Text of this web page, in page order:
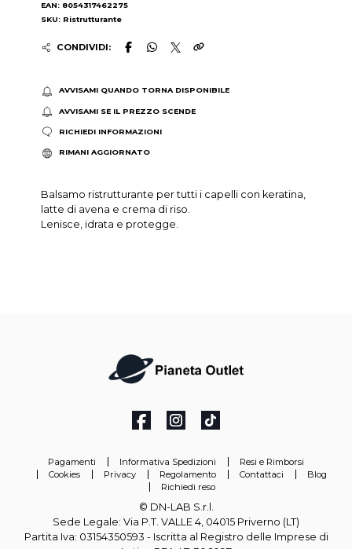
EAN: 8054317462275
SKU: Ristrutturante
CONDIVIDI:
AVVISAMI QUANDO TORNA DISPONIBILE
AVVISAMI SE IL PREZZO SCENDE
RICHIEDI INFORMAZIONI
RIMANI AGGIORNATO
Balsamo ristrutturante per tutti i capelli con keratina,
latte di avena e crema di riso.
Lenisce, idrata e protegge.
Pagamenti Informativa Spedizioni
Resi e Rimborsi
Cookies
Privacy Regolamento Contattaci
Blog
Richiedi reso
© DN-LAB S.r.l.
Sede Legale: Via P.T. VALLE 4, 04015 Priverno (LT)
Partita Iva: 03154350593 - Iscritta al Registro delle Imprese di